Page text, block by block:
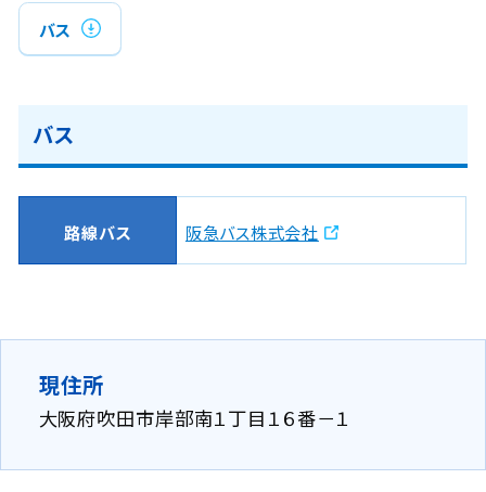
バス
バス
路線バス 阪急バス株式会社
現住所
大阪府吹田市岸部南１丁目１６番－１